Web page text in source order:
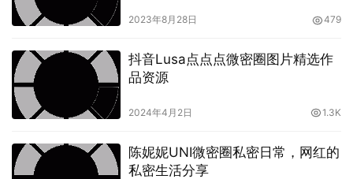
原创文章，作者：丫馆长，如若转载，请注明出处：
https://www.yayashenghuo.com/12016.html
2023年8月28日 479
抖音Lusa点点点微密圈图片精选作
品资源
2024年4月2日 1.3K
陈妮妮UNI微密圈私密日常，网红的
私密生活分享